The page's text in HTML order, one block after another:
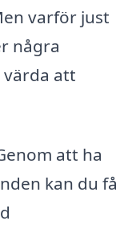
varför just
några
värda att
att ha
kan du få